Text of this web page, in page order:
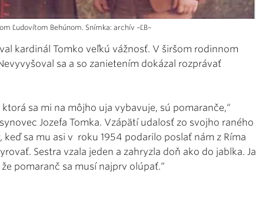
Ľudovítom Behúnom. Snímka: archív –ĽB–
kardinál Tomko veľkú vážnosť. V širšom rodinnom
sa a so zanietením dokázal rozprávať
sa mi na môjho uja vybavuje, sú pomaranče,“
Jozefa Tomka. Vzápätí udalosť zo svojho raného
sa mu asi v roku 1954 podarilo poslať nám z Ríma
Sestra vzala jeden a zahryzla doň ako do jablka. Ja
pomaranč sa musí najprv olúpať.“